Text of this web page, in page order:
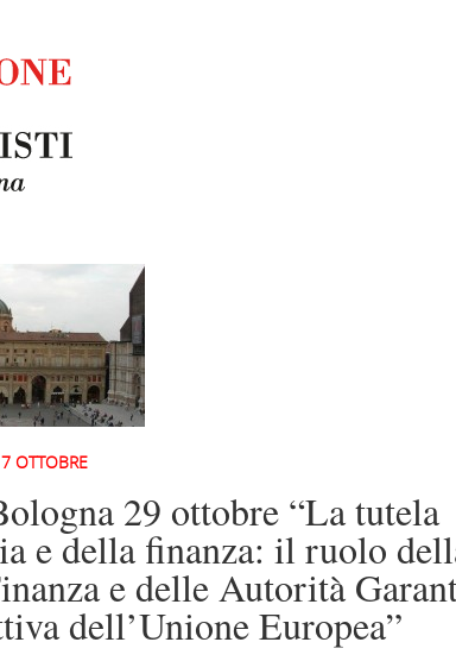
OTTOBRE
29 ottobre “La tutela
e della finanza: il ruolo
e delle Autorità
dell’Unione Europea”